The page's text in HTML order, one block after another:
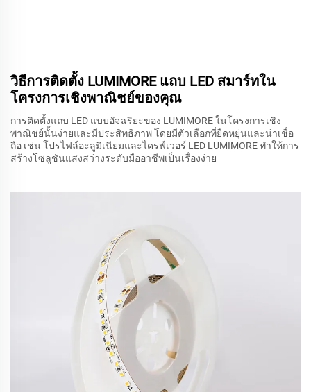
วิธีการติดตั้ง LUMIMORE แถบ LED สมาร์ทใน
โครงการเชิงพาณิชย์ของคุณ
การติดตั้งแถบ LED แบบอัจฉริยะของ LUMIMORE ในโครงการเชิง
พาณิชย์นั้นง่ายและมีประสิทธิภาพ โดยมีตัวเลือกที่ยืดหยุ่นและน่าเชื่อ
ถือ เช่น โปรไฟล์อะลูมิเนียมและไดรฟ์เวอร์ LED LUMIMORE ทำให้การ
สร้างโซลูชันแสงสว่างระดับมืออาชีพเป็นเรื่องง่าย